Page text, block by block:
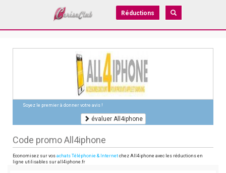
Réductions
Soyez le premier à donner votre avis !
évaluer All4iphone
Code promo All4iphone
Economisez sur vos achats Téléphonie & Internet chez All4iphone avec les réductions en
ligne utilisables sur all4iphone.fr